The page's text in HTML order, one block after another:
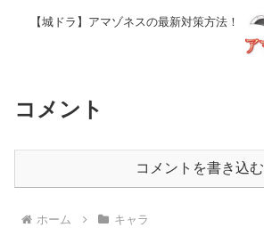
【城ドラ】アマゾネスの最新対策方法！
コメント
コメントを書き込む
ホーム キャラ